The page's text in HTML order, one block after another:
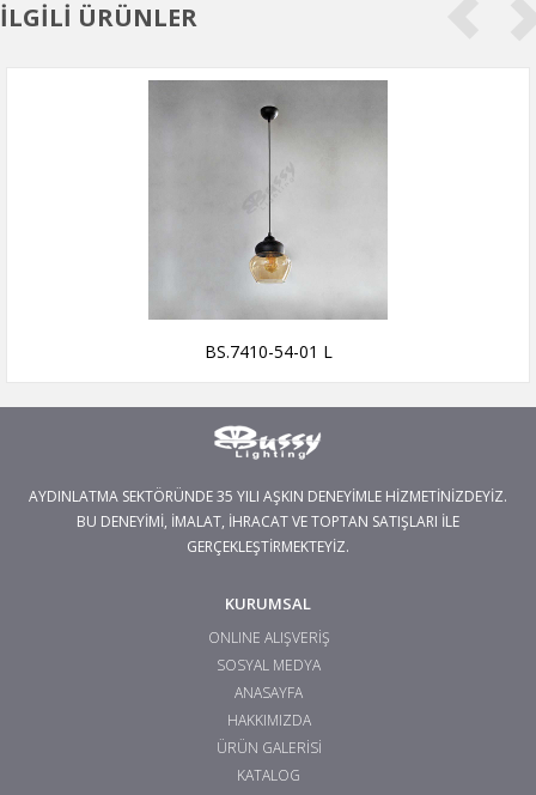
İLGİLİ ÜRÜNLER
BS.7410-54-01 L
AYDINLATMA SEKTÖRÜNDE 35 YILI AŞKIN DENEYİMLE HİZMETİNİZDEYİZ.
BU DENEYİMİ, İMALAT, İHRACAT VE TOPTAN SATIŞLARI İLE
GERÇEKLEŞTİRMEKTEYİZ.
KURUMSAL
ONLINE ALIŞVERİŞ
SOSYAL MEDYA
ANASAYFA
HAKKIMIZDA
ÜRÜN GALERİSİ
KATALOG